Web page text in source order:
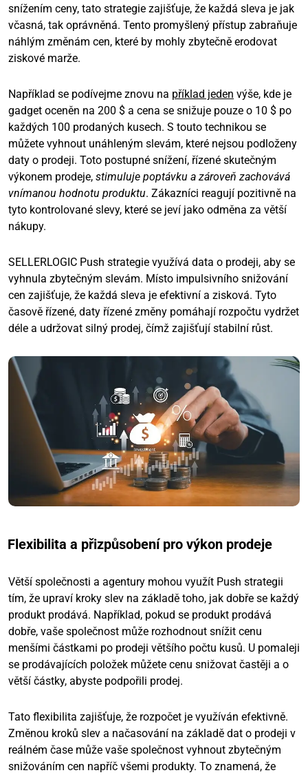
snížením ceny, tato strategie zajišťuje, že každá sleva je jak
včasná, tak oprávněná. Tento promyšlený přístup zabraňuje
náhlým změnám cen, které by mohly zbytečně erodovat
ziskové marže.
Například se podívejme znovu na příklad jeden výše, kde je
gadget oceněn na 200 $ a cena se snižuje pouze o 10 $ po
každých 100 prodaných kusech. S touto technikou se
můžete vyhnout unáhleným slevám, které nejsou podloženy
daty o prodeji. Toto postupné snížení, řízené skutečným
výkonem prodeje, stimuluje poptávku a zároveň zachovává
vnímanou hodnotu produktu. Zákazníci reagují pozitivně na
tyto kontrolované slevy, které se jeví jako odměna za větší
nákupy.
SELLERLOGIC Push strategie využívá data o prodeji, aby se
vyhnula zbytečným slevám. Místo impulsivního snižování
cen zajišťuje, že každá sleva je efektivní a zisková. Tyto
časově řízené, daty řízené změny pomáhají rozpočtu vydržet
déle a udržovat silný prodej, čímž zajišťují stabilní růst.
Flexibilita a přizpůsobení pro výkon prodeje
Větší společnosti a agentury mohou využít Push strategii
tím, že upraví kroky slev na základě toho, jak dobře se každý
produkt prodává. Například, pokud se produkt prodává
dobře, vaše společnost může rozhodnout snížit cenu
menšími částkami po prodeji většího počtu kusů. U pomaleji
se prodávajících položek můžete cenu snižovat častěji a o
větší částky, abyste podpořili prodej.
Tato flexibilita zajišťuje, že rozpočet je využíván efektivně.
Změnou kroků slev a načasování na základě dat o prodeji v
reálném čase může vaše společnost vyhnout zbytečným
snižováním cen napříč všemi produkty. To znamená, že